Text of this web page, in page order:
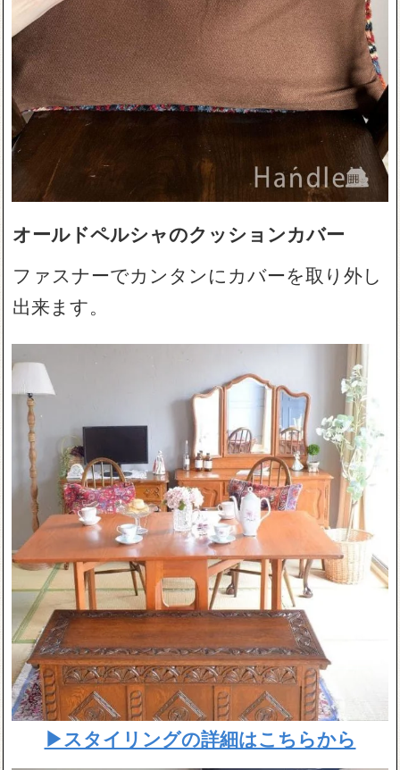
オールドペルシャのクッションカバー
ファスナーでカンタンにカバーを取り外し
出来ます。
▶スタイリングの詳細はこちらから